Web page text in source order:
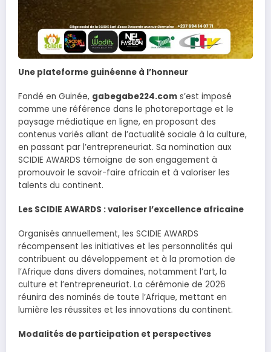
Une plateforme guinéenne à l’honneur
Fondé en Guinée, gabegabe224.com s’est imposé
comme une référence dans le photoreportage et le
paysage médiatique en ligne, en proposant des
contenus variés allant de l’actualité sociale à la culture,
en passant par l’entrepreneuriat. Sa nomination aux
SCIDIE AWARDS témoigne de son engagement à
promouvoir le savoir-faire africain et à valoriser les
talents du continent.
Les SCIDIE AWARDS : valoriser l’excellence africaine
Organisés annuellement, les SCIDIE AWARDS
récompensent les initiatives et les personnalités qui
contribuent au développement et à la promotion de
l’Afrique dans divers domaines, notamment l’art, la
culture et l’entrepreneuriat. La cérémonie de 2026
réunira des nominés de toute l’Afrique, mettant en
lumière les réussites et les innovations du continent.
Modalités de participation et perspectives